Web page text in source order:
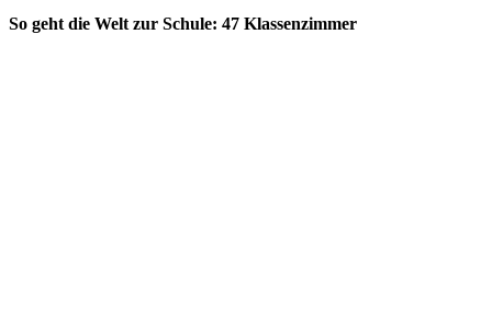
So geht die Welt zur Schule: 47 Klassenzimmer